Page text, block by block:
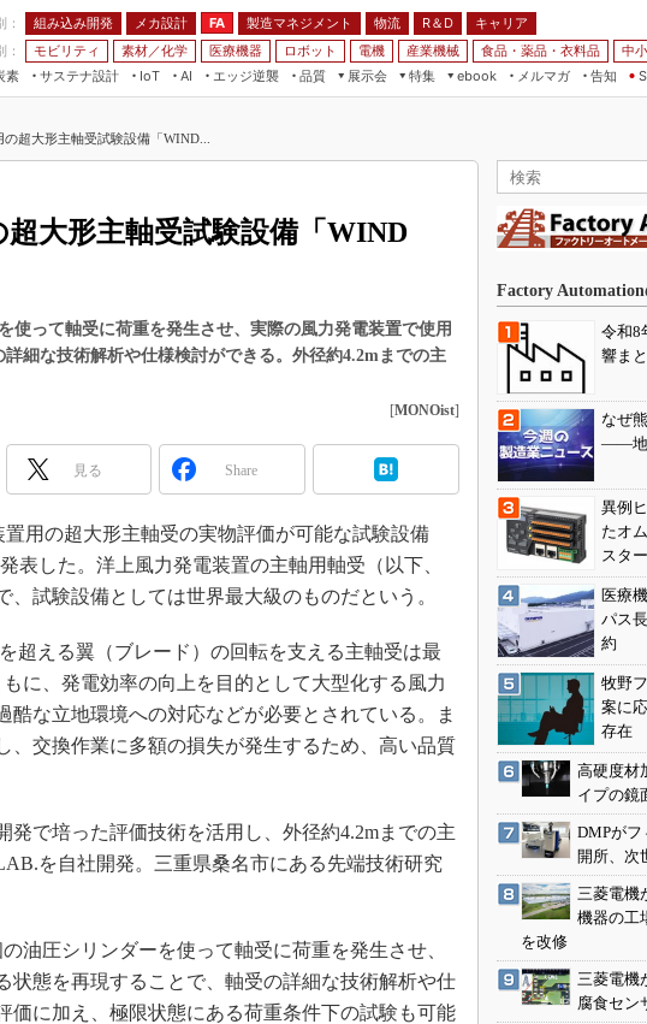
： 組み込み開発 メカ設計 FA 製造マネジメント 物流 R＆D
キャリア
：
モビリティ 素材／化学 医療機器 ロボット 電機 産業機械 食品・薬品・衣料品
中
素
サステナ設計
IoT
AI
エッジ逆襲 品質
展示会
JIMTOF
IIFES
TECHNO-FRONTIER
EdgeTech+
日本ものづくりワールド
AUTOMOTIVE WORLD
産業オープンネット展
特集
つながるクルマ
VR／AR
フィールドサービス
組み込み画像技術
組み込みモデリング
ISO26262
3Dプリンタ
デジタルツインとCAE
インダストリー4.0
イノベーション
製造業ビッグデータ
知財マネジメント
制御セキュリティ
新型コロナへの対応
ebook
FA
モビリティ
メルマガ
告知
超大形主軸受試験設備「WIND...
大形主軸受試験設備「WIND
使って軸受に荷重を発生させ、実際の風力発電装置で使用
細な技術解析や仕様検討ができる。外径約4.2mまでの主
[MONOist]
見る Share
用の超大形主軸受の実物評価が可能な試験設備
表した。洋上風力発電装置の主軸用軸受（以下、
試験設備としては世界最大級のものだという。
超える翼（ブレード）の回転を支える主軸受は最
に、発電効率の向上を目的として大型化する風力
酷な立地環境への対応などが必要とされている。ま
、交換作業に多額の損失が発生するため、高い品質
で培った評価技術を活用し、外径約4.2mまでの主
を自社開発。三重県桑名市にある先端技術研究
油圧シリンダーを使って軸受に荷重を発生させ、
状態を再現することで、軸受の詳細な技術解析や仕
価に加え、極限状態にある荷重条件下の試験も可能
Factory
令和8
響ま
なぜ
――地
異例
たオ
スター
医療
パス
約
牧野
案に
存在
高硬度材
イプの鏡
DMPがフ
開所、次
三菱電機
機器の工
を改修
三菱電機
腐食セン